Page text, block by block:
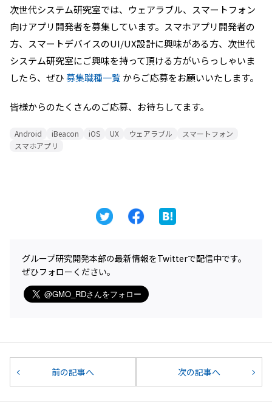
次世代システム研究室では、ウェアラブル、スマートフォン
向けアプリ開発者を募集しています。スマホアプリ開発者の
方、スマートデバイスのUI/UX設計に興味がある方、次世代
システム研究室にご興味を持って頂ける方がいらっしゃいま
したら、ぜひ募集職種一覧 からご応募をお願いいたします。
皆様からのたくさんのご応募、お待ちしてます。
Android iBeacon iOS UX ウェアラブル
スマートフォン
スマホアプリ
グループ研究開発本部の最新情報をTwitterで配信中です。
ぜひフォローください。
前の記事へ 次の記事へ